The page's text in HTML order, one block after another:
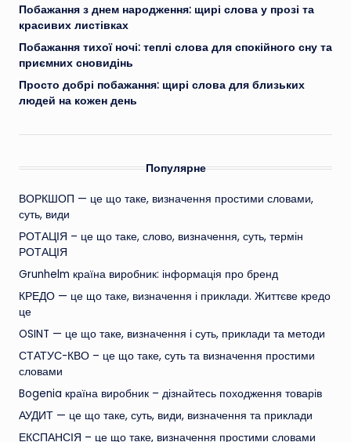
Побажання з днем народження: щирі слова у прозі та
красивих листівках
Побажання тихої ночі: теплі слова для спокійного сну та
приємних сновидінь
Просто добрі побажання: щирі слова для близьких
людей на кожен день
Популярне
ВОРКШОП — це що таке, визначення простими словами,
суть, види
РОТАЦІЯ – це що таке, слово, визначення, суть, термін
РОТАЦІЯ
Grunhelm країна виробник: інформація про бренд
КРЕДО — це що таке, визначення і приклади. Життєве кредо
це
OSINT — це що таке, визначення і суть, приклади та методи
СТАТУС-КВО – це що таке, суть та визначення простими
словами
Bogenia країна виробник – дізнайтесь походження товарів
АУДИТ — це що таке, суть, види, визначення та приклади
ЕКСПАНСІЯ – це що таке, визначення простими словами